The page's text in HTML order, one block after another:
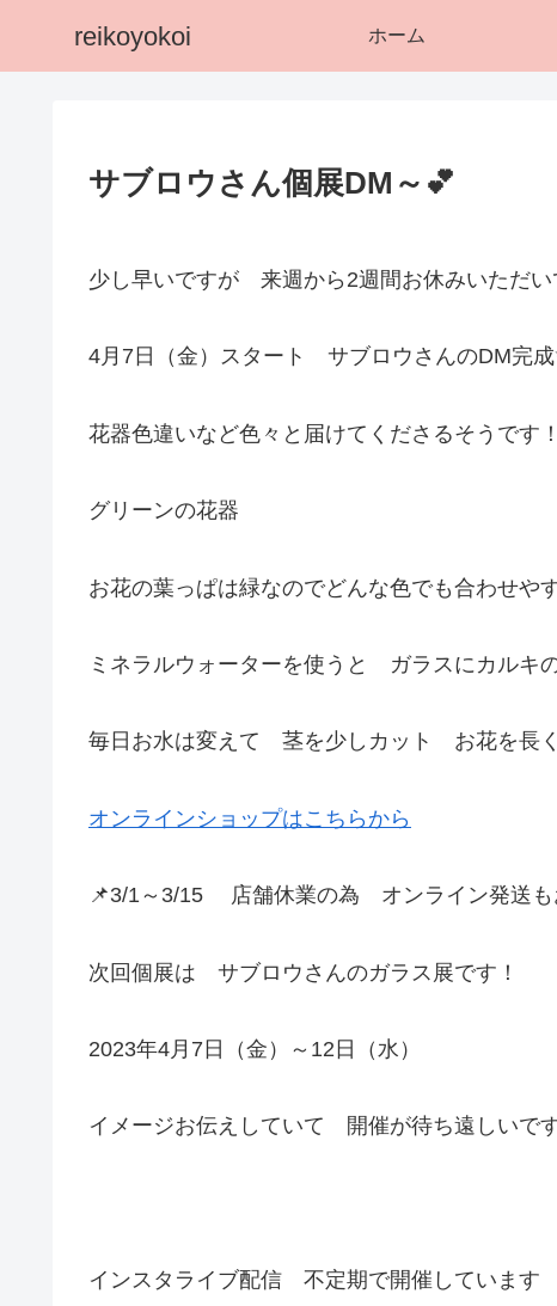
reikoyokoi ホーム
サブロウさん個展DM～💕
少し早いですが 来週から2週間お休みいただい
4月7日（金）スタート サブロウさんのDM完成
花器色違いなど色々と届けてくださるそうです！
グリーンの花器
お花の葉っぱは緑なのでどんな色でも合わせや
ミネラルウォーターを使うと ガラスにカルキ
毎日お水は変えて 茎を少しカット お花を長
オンラインショップはこちらから
📌3/1～3/15 店舗休業の為 オンライン発送も
次回個展は サブロウさんのガラス展です！
2023年4月7日（金）～12日（水）
イメージお伝えしていて 開催が待ち遠しいで
インスタライブ配信 不定期で開催しています